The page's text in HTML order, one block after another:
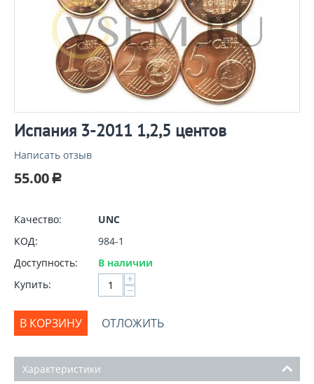
Испания 3-2011 1,2,5 центов
Написать отзыв
55.00 Р
Качество:
UNC
КОД:
984-1
Доступность:
В наличии
Купить:
+
−
В КОРЗИНУ ОТЛОЖИТЬ
Характеристики